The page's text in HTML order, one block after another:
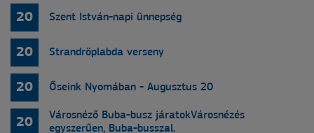
20 Szent István-napi ünnepség
20 Strandröplabda verseny
20 Őseink Nyomában - Augusztus 20
20
Városnéző Buba-busz járatokVárosnézés
egyszerűen, Buba-busszal.